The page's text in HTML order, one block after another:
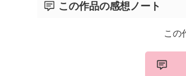
この作品の感想ノート
この